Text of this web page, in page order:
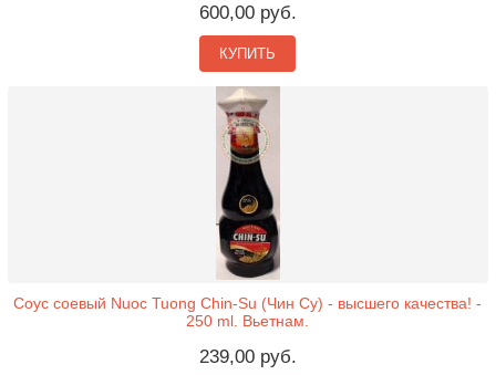
600,00 руб.
КУПИТЬ
Соус соевый Nuoc Tuong Chin-Su (Чин Су) - высшего качества! -
250 ml. Вьетнам.
239,00 руб.